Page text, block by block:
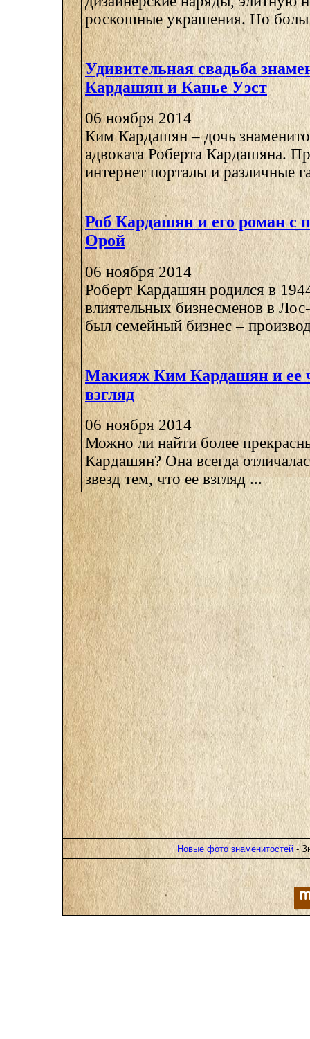
роскошные украшения. Но
Удивительная свадьба
Кардашян и Канье Уэст
06 ноября 2014
Ким Кардашян – дочь
адвоката Роберта Кардашяна.
интернет порталы и различные
Роб Кардашян и его роман с
Орой
06 ноября 2014
Роберт Кардашян родился в
влиятельных бизнесменов в
был семейный бизнес –
Макияж Ким Кардашян и ее
взгляд
06 ноября 2014
Можно ли найти более
Кардашян? Она всегда
звезд тем, что ее взгляд ...
Новые фото знаменитостей-